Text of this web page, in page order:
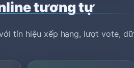
tương tự
tín hiệu xếp hạng, lượt vote, dữ